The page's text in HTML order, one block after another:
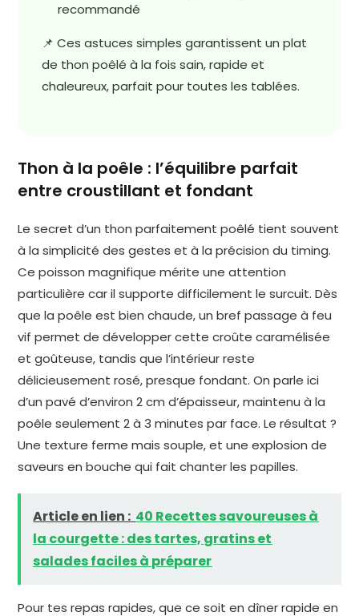
recommandé
📌 Ces astuces simples garantissent un plat
de thon poêlé à la fois sain, rapide et
chaleureux, parfait pour toutes les tablées.
Thon à la poêle : l’équilibre parfait
entre croustillant et fondant
Le secret d’un thon parfaitement poêlé tient souvent
à la simplicité des gestes et à la précision du timing.
Ce poisson magnifique mérite une attention
particulière car il supporte difficilement le surcuit. Dès
que la poêle est bien chaude, un bref passage à feu
vif permet de développer cette croûte caramélisée
et goûteuse, tandis que l’intérieur reste
délicieusement rosé, presque fondant. On parle ici
d’un pavé d’environ 2 cm d’épaisseur, maintenu à la
poêle seulement 2 à 3 minutes par face. Le résultat ?
Une texture ferme mais souple, et une explosion de
saveurs en bouche qui fait chanter les papilles.
Article en lien : 40 Recettes savoureuses à
la courgette : des tartes, gratins et
salades faciles à préparer
Pour tes repas rapides, que ce soit en dîner rapide en